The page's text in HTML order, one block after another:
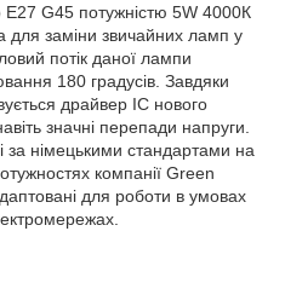
G45 потужністю 5W 4000К
для заміни звичайних ламп у
потік даної лампи
180 градусів. Завдяки
драйвер IC нового
значні перепади напруги.
німецькими стандартами на
компанії Green
для роботи в умовах